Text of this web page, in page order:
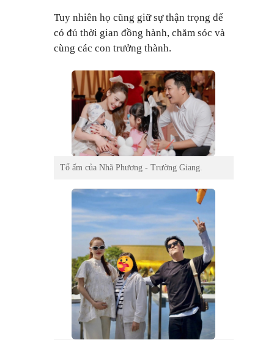
Tuy nhiên họ cũng giữ sự thận trọng để
có đủ thời gian đồng hành, chăm sóc và
cùng các con trưởng thành.
Tổ ấm của Nhã Phương - Trường Giang.